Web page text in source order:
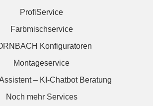
ProfiService
Farbmischservice
Konfiguratoren
Montageservice
– KI-Chatbot Beratung
Noch mehr Services